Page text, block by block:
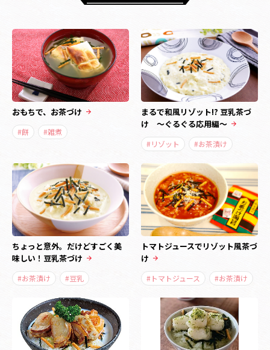
おもちで、お茶づけ
#餅 #雑煮
まるで和風リゾット!? 豆乳茶づ
け ～ぐるぐる応用編～
#リゾット #お茶漬け
ちょっと意外。だけどすごく美
味しい！豆乳茶づけ
#お茶漬け #豆乳
トマトジュースでリゾット風茶づ
け
#トマトジュース #お茶漬け